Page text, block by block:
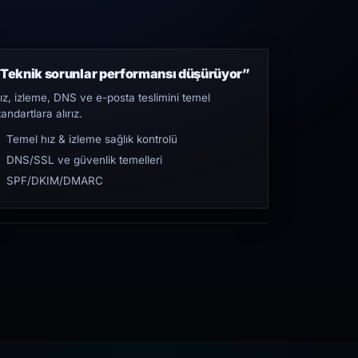
sorunlar performansı düşürüyor”
izleme, DNS ve e-posta teslimini temel
alırız.
Temel hız & izleme sağlık kontrolü
DNS/SSL ve güvenlik temelleri
SPF/DKIM/DMARC